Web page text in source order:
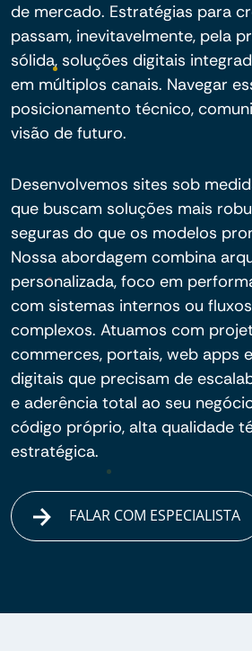
de mercado. Estratégias para
passam, inevitavelmente, pela
sólida, soluções digitais
em múltiplos canais. Navegar
posicionamento técnico,
visão de futuro.
Desenvolvemos sites sob
que buscam soluções mais
seguras do que os modelos
Nossa abordagem combina
personalizada, foco em
com sistemas internos ou
complexos. Atuamos com
commerces, portais, web apps
digitais que precisam de
e aderência total ao seu
código próprio, alta qualidade
estratégica.
FALAR COM ESPECIALISTA